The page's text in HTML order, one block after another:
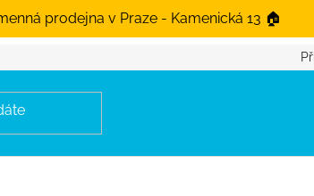
prodejna v Praze - Kamenická 13 🏠